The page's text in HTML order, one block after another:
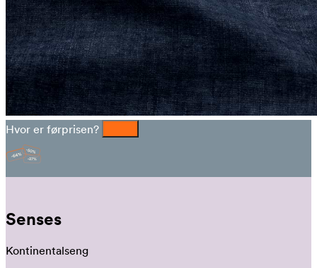
Hvor er førprisen?
Senses
Kontinentalseng